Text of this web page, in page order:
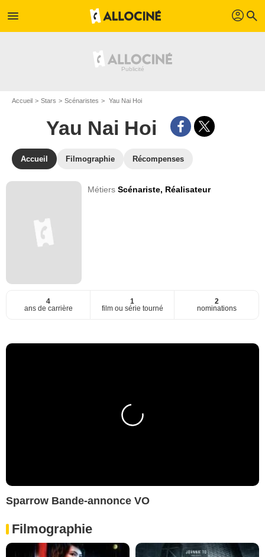
menu profil search
Accueil Stars Scénaristes Yau Nai Hoi
Yau Nai Hoi
Accueil Filmographie Récompenses
MétiersScénariste, Réalisateur
4
ans de carrière
1
film ou série tourné
2
nominations
Sparrow Bande-annonce VO
Filmographie